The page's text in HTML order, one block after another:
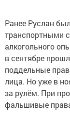
Ранее Руслан
транспортными
алкогольного
в сентябре
поддельные
лица. Но уже в
за рулём. При
фальшивые